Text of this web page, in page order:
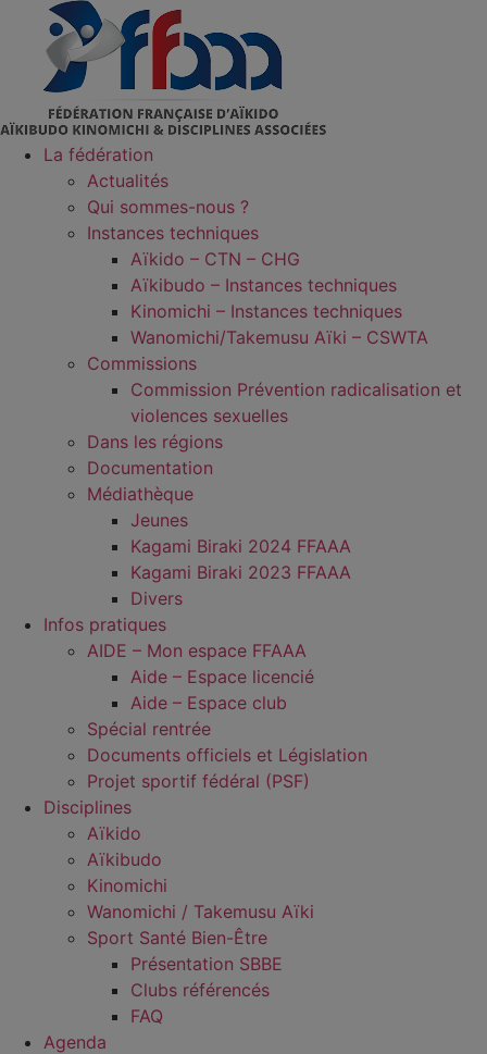
contenu
La fédération
Actualités
Qui sommes-nous ?
Instances techniques
Aïkido – CTN – CHG
Aïkibudo – Instances techniques
Kinomichi – Instances techniques
Wanomichi/Takemusu Aïki – CSWTA
Commissions
Commission Prévention radicalisation et
violences sexuelles
Dans les régions
Documentation
Médiathèque
Jeunes
Kagami Biraki 2024 FFAAA
Kagami Biraki 2023 FFAAA
Divers
Infos pratiques
AIDE – Mon espace FFAAA
Aide – Espace licencié
Aide – Espace club
Spécial rentrée
Documents officiels et Législation
Projet sportif fédéral (PSF)
Disciplines
Aïkido
Aïkibudo
Kinomichi
Wanomichi / Takemusu Aïki
Sport Santé Bien-Être
Présentation SBBE
Clubs référencés
FAQ
Agenda